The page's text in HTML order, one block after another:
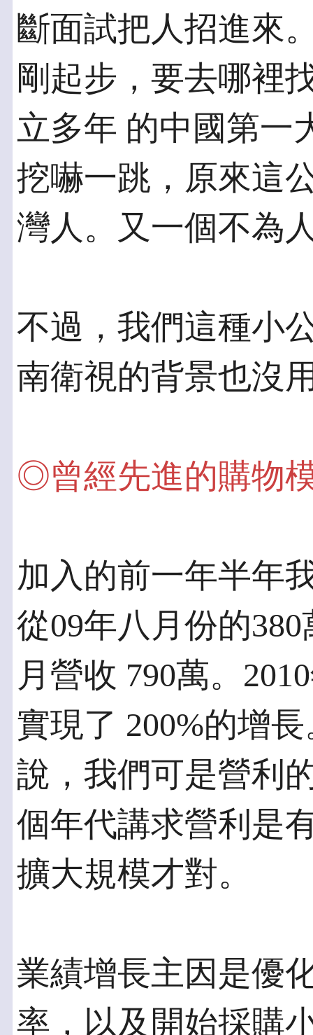
斷面試把人招進來
剛起步，要去哪裡
立多年 的中國第一
挖嚇一跳，原來這
灣人。又一個不為
不過，我們這種小
南衛視的背景也沒
◎曾經先進的購物
加入的前一年半年
從09年八月份的
月營收 790萬。
實現了 200%的增
說，我們可是營利
個年代講求營利是
擴大規模才對。
業績增長主因是優
率，以及開始採購